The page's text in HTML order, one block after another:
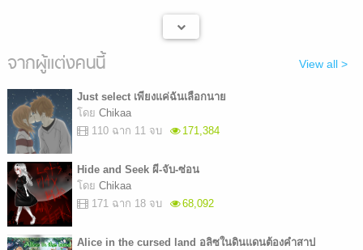
จากผู้แต่งคนนี้ View all >
Just select เพียงแค่ฉันเลือกนาย
โดย Chikaa
110 ฉาก 11 จบ
171,384
Hide and Seek ผี-จับ-ซ่อน
โดย Chikaa
171 ฉาก 18 จบ
68,092
Alice in the cursed land อลิซในดินแดนต้องคำสาป